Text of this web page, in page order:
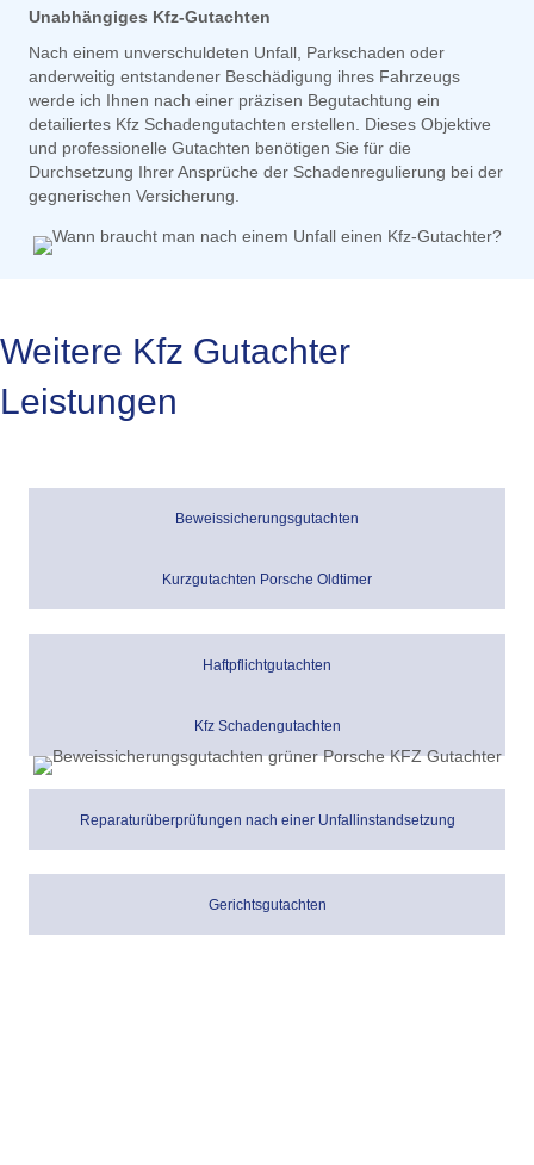
Unabhängiges Kfz-Gutachten
Nach einem unverschuldeten Unfall, Parkschaden oder
anderweitig entstandener Beschädigung ihres Fahrzeugs
werde ich Ihnen nach einer präzisen Begutachtung ein
detailiertes Kfz Schadengutachten erstellen. Dieses Objektive
und professionelle Gutachten benötigen Sie für die
Durchsetzung Ihrer Ansprüche der Schadenregulierung bei der
gegnerischen Versicherung.
Weitere Kfz Gutachter
Leistungen
Beweissicherungsgutachten
Kurzgutachten Porsche Oldtimer
Haftpflichtgutachten
Kfz Schadengutachten
Reparaturüberprüfungen nach einer Unfallinstandsetzung
Gerichtsgutachten